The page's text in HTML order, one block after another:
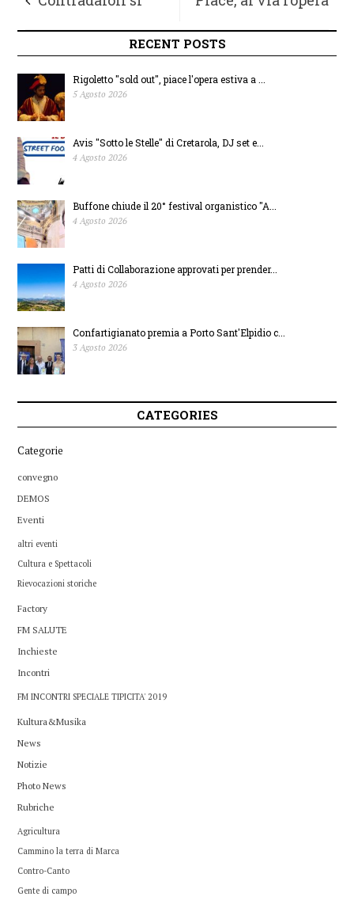
nasce, Pila prepara
la tre giorni di festa
titolare
street art di Vesprini
a Casette d’Ete
RECENT POSTS
Rigoletto "sold out", piace l'opera estiva a ...
5 Agosto 2026
Avis "Sotto le Stelle" di Cretarola, DJ set e...
4 Agosto 2026
Buffone chiude il 20° festival organistico "A...
4 Agosto 2026
Patti di Collaborazione approvati per prender...
4 Agosto 2026
Confartigianato premia a Porto Sant'Elpidio c...
3 Agosto 2026
CATEGORIES
Categorie
convegno
DEMOS
Eventi
altri eventi
Cultura e Spettacoli
Rievocazioni storiche
Factory
FM SALUTE
Inchieste
Incontri
FM INCONTRI SPECIALE TIPICITA' 2019
Kultura&Musika
News
Notizie
Photo News
Rubriche
Agricultura
Cammino la terra di Marca
Contro-Canto
Gente di campo